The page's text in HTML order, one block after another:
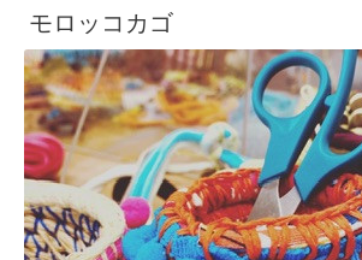
モロッコカゴ